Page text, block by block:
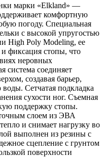
марки «Elkland» —
комфортную
погоду. Специальная
с высокой упругостью
High Poly Modeling, ее
и фиксация стопы, что
неровных
система соединяет
создавая барьер,
Сетчатая подкладка
сухости ног. Съемная
поддержку стопы.
слоем из ЭВА
и снимает нагрузку во
выполнен из резины с
сцепление с грунтом
поверхности